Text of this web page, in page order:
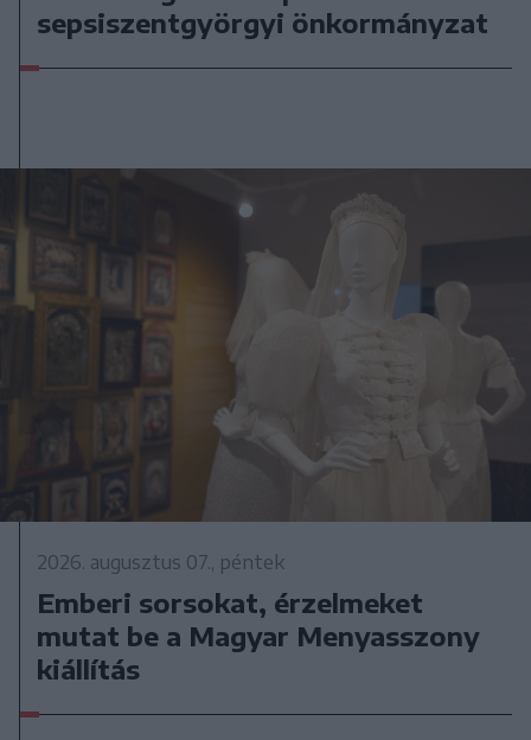
sepsiszentgyörgyi önkormányzat
2026. augusztus 07., péntek
Emberi sorsokat, érzelmeket
mutat be a Magyar Menyasszony
kiállítás